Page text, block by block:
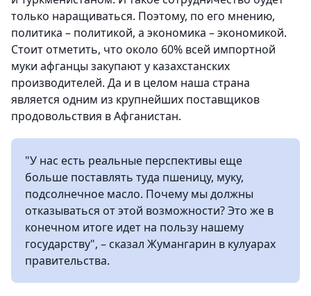
только наращиваться. Поэтому, по его мнению,
политика – политикой, а экономика – экономикой.
Стоит отметить, что около 60% всей импортной
муки афганцы закупают у казахстанских
производителей. Да и в целом наша страна
является одним из крупнейших поставщиков
продовольствия в Афганистан.
"У нас есть реальные перспективы еще
больше поставлять туда пшеницу, муку,
подсолнечное масло. Почему мы должны
отказываться от этой возможности? Это же в
конечном итоге идет на пользу нашему
государству", – сказал Жумангарин в кулуарах
правительства.